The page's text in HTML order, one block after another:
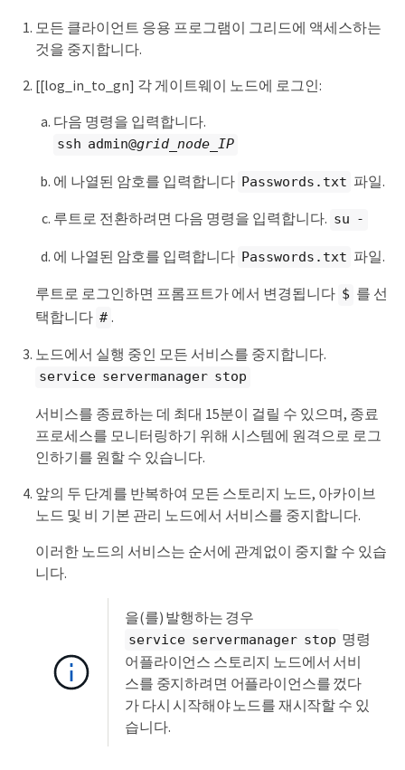
모든 클라이언트 응용 프로그램이 그리드에 액세스하는
것을 중지합니다.
[[log_in_to_gn] 각 게이트웨이 노드에 로그인:
다음 명령을 입력합니다.
ssh admin@grid_node_IP
에 나열된 암호를 입력합니다 Passwords.txt 파일.
루트로 전환하려면 다음 명령을 입력합니다. su -
에 나열된 암호를 입력합니다 Passwords.txt 파일.
루트로 로그인하면 프롬프트가 에서 변경됩니다 $ 를 선
택합니다 # .
노드에서 실행 중인 모든 서비스를 중지합니다.
service servermanager stop
서비스를 종료하는 데 최대 15분이 걸릴 수 있으며, 종료
프로세스를 모니터링하기 위해 시스템에 원격으로 로그
인하기를 원할 수 있습니다.
앞의 두 단계를 반복하여 모든 스토리지 노드, 아카이브
노드 및 비 기본 관리 노드에서 서비스를 중지합니다.
이러한 노드의 서비스는 순서에 관계없이 중지할 수 있습
니다.
을(를) 발행하는 경우
service servermanager stop 명령
어플라이언스 스토리지 노드에서 서비
스를 중지하려면 어플라이언스를 껐다
가 다시 시작해야 노드를 재시작할 수 있
습니다.